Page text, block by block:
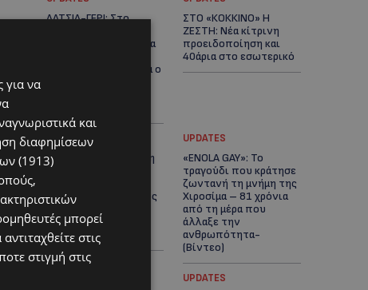
ΛΑΤΣΙΑ-ΓΕΡΙ: Στο
δημιουργία δομών για
ανήλικους – Αντιδρά ο
ΣΤΟ «ΚΟΚΚΙΝΟ» Η
ΖΕΣΤΗ: Νέα κίτρινη
προειδοποίηση και
40άρια στο εσωτερικό
UPDATES
ΛΕΜΕΣΟΣ: Μάχη για τη
ζωή του δίνει
βαριά τραυματισμένος
ηλεκτρικό του
ποδήλατο
UPDATES
«ENOLA GAY»: Το
τραγούδι που κράτησε
ζωντανή τη μνήμη της
Χιροσίμα – 81 χρόνια
από τη μέρα που
άλλαξε την
ανθρωπότητα-
(Bίντεο)
UPDATES
για να
και
διαφημίσεων
(1913)
μπορεί
στις
στιγμή στις